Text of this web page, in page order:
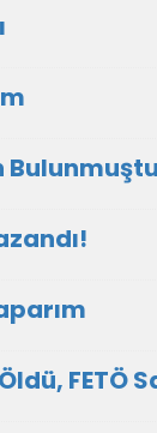
FETÖ